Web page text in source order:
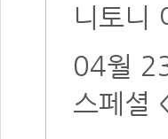
니토니
04월
스페셜